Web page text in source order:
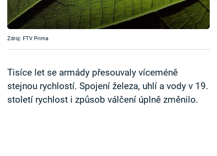
Časopis
Sledujte prima+
Sledujte nás
Zdroj: FTV Prima
Tisíce let se armády přesouvaly víceméně
stejnou rychlostí. Spojení železa, uhlí a vody v 19.
století rychlost i způsob válčení úplně změnilo.